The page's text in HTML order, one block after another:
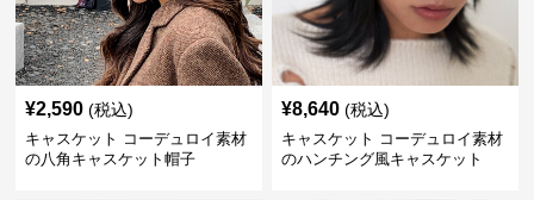
¥2,590 (税込)
キャスケット コーデュロイ素材
の八角キャスケット帽子
¥8,640 (税込)
キャスケット コーデュロイ素材
のハンチング風キャスケット